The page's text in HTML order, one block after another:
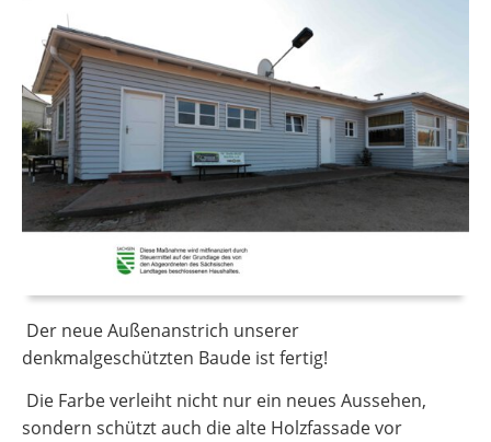
Der neue Außenanstrich unserer
denkmalgeschützten Baude ist fertig!
Die Farbe verleiht nicht nur ein neues Aussehen,
sondern schützt auch die alte Holzfassade vor